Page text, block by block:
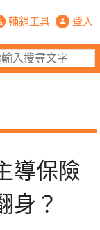
」長期主導保險業
輔銷工具 登入
活動專區
導保險
身？